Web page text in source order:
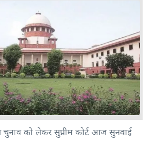
चुनाव को लेकर सुप्रीम कोर्ट आज सुनवाई